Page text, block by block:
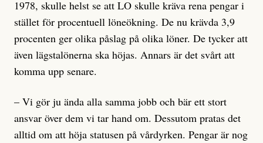
1978, skulle helst se att LO skulle kräva rena pengar i
stället för procentuell löneökning. De nu krävda 3,9
procenten ger olika påslag på olika löner. De tycker att
även lägstalönerna ska höjas. Annars är det svårt att
komma upp senare.
– Vi gör ju ända alla samma jobb och bär ett stort
ansvar över dem vi tar hand om. Dessutom pratas det
alltid om att höja statusen på vårdyrken. Pengar är nog